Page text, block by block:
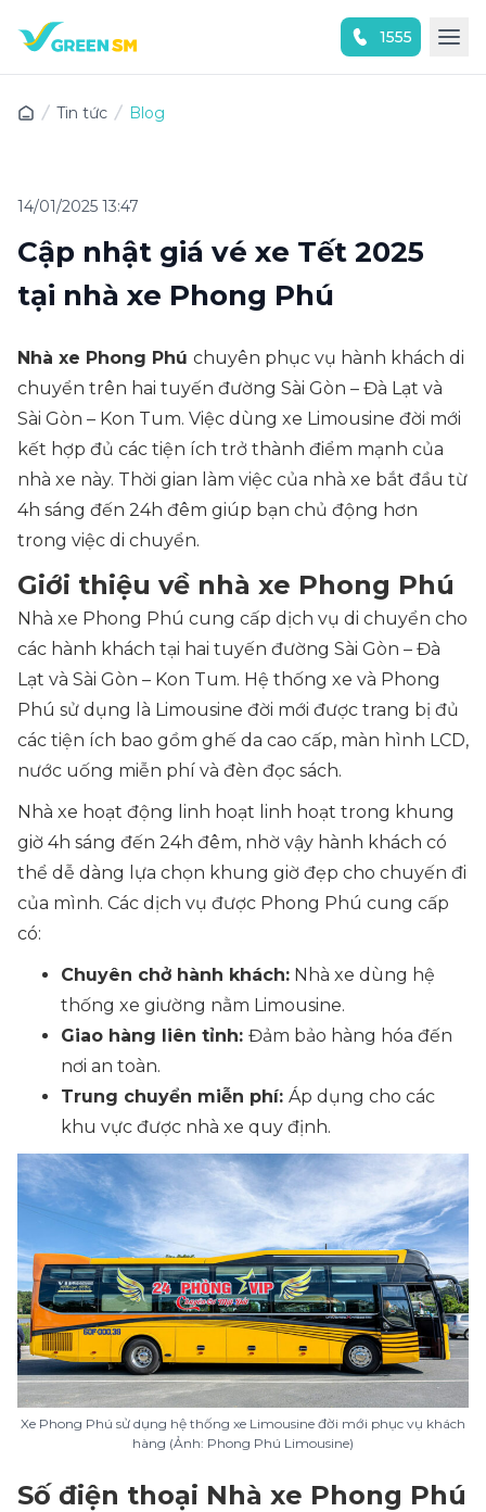
1555
Tin tức Blog
14/01/2025 13:47
Cập nhật giá vé xe Tết 2025
tại nhà xe Phong Phú
Nhà xe Phong Phú chuyên phục vụ hành khách di
chuyển trên hai tuyến đường Sài Gòn – Đà Lạt và
Sài Gòn – Kon Tum. Việc dùng xe Limousine đời mới
kết hợp đủ các tiện ích trở thành điểm mạnh của
nhà xe này. Thời gian làm việc của nhà xe bắt đầu từ
4h sáng đến 24h đêm giúp bạn chủ động hơn
trong việc di chuyển.
Giới thiệu về nhà xe Phong Phú
Nhà xe Phong Phú cung cấp dịch vụ di chuyển cho
các hành khách tại hai tuyến đường Sài Gòn – Đà
Lạt và Sài Gòn – Kon Tum. Hệ thống xe và Phong
Phú sử dụng là Limousine đời mới được trang bị đủ
các tiện ích bao gồm ghế da cao cấp, màn hình LCD,
nước uống miễn phí và đèn đọc sách.
Nhà xe hoạt động linh hoạt linh hoạt trong khung
giờ 4h sáng đến 24h đêm, nhờ vậy hành khách có
thể dễ dàng lựa chọn khung giờ đẹp cho chuyến đi
của mình. Các dịch vụ được Phong Phú cung cấp
có:
Chuyên chở hành khách: Nhà xe dùng hệ
thống xe giường nằm Limousine.
Giao hàng liên tỉnh: Đảm bảo hàng hóa đến
nơi an toàn.
Trung chuyển miễn phí: Áp dụng cho các
khu vực được nhà xe quy định.
Xe Phong Phú sử dụng hệ thống xe Limousine đời mới phục vụ khách
hàng (Ảnh: Phong Phú Limousine)
Số điện thoại Nhà xe Phong Phú